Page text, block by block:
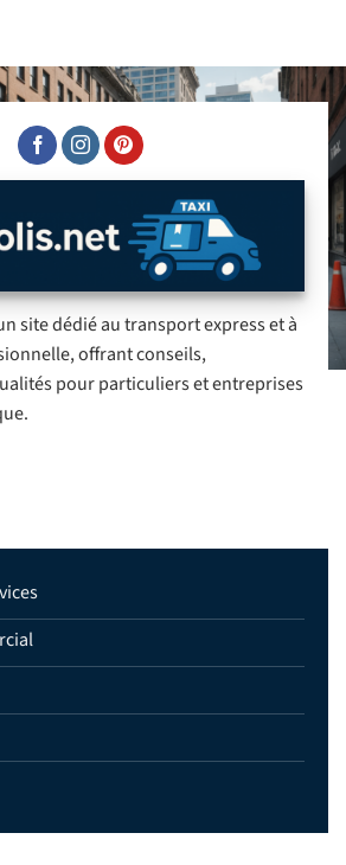
site dédié au transport express et à
offrant conseils,
pour particuliers et entreprises